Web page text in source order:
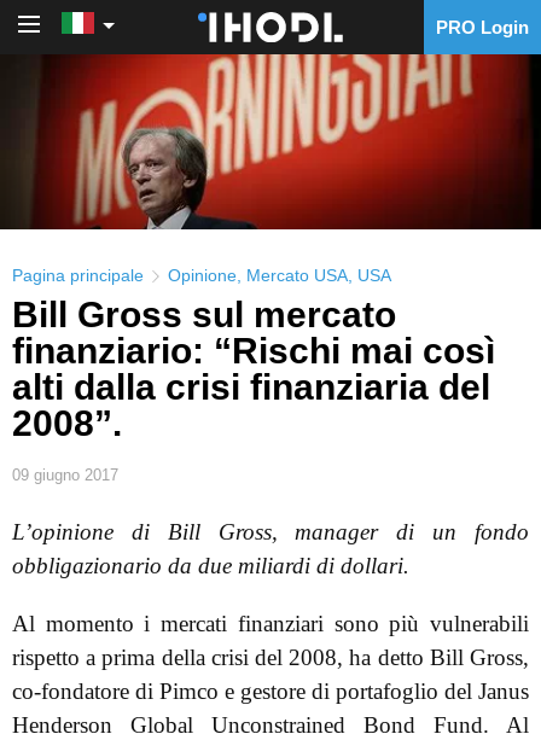
PRO Login
Pagina principale Opinione Mercato USA USA
Bill Gross sul mercato
finanziario: “Rischi mai così
alti dalla crisi finanziaria del
2008”.
09 giugno 2017
L’opinione di Bill Gross, manager di un fondo
obbligazionario da due miliardi di dollari.
Al momento i mercati finanziari sono più vulnerabili
rispetto a prima della crisi del 2008, ha detto Bill Gross,
co-fondatore di Pimco e gestore di portafoglio del Janus
Henderson Global Unconstrained Bond Fund. Al